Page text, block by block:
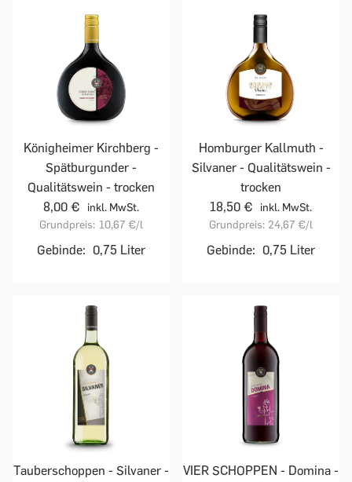
Königheimer Kirchberg -
Spätburgunder -
Qualitätswein - trocken
8,00 €
inkl. MwSt.
Grundpreis: 10,67 €/l
Gebinde: 0,75 Liter
Homburger Kallmuth -
Silvaner - Qualitätswein -
trocken
18,50 €
inkl. MwSt.
Grundpreis: 24,67 €/l
Gebinde: 0,75 Liter
Tauberschoppen - Silvaner -
VIER SCHOPPEN - Domina -